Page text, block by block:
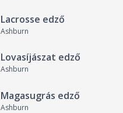
Lacrosse edző
Ashburn
Lovasíjászat edző
Ashburn
Magasugrás edző
Ashburn